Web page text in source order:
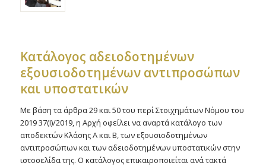
Kατάλογος αδειοδοτημένων
εξουσιοδοτημένων αντιπροσώπων
και υποστατικών
Με βάση τα άρθρα 29 και 50 του περί Στοιχημάτων Νόμου του
2019 37(Ι)/2019, η Αρχή οφείλει να αναρτά κατάλογο των
αποδεκτών Κλάσης Α και Β, των εξουσιοδοτημένων
αντιπροσώπων και των αδειοδοτημένων υποστατικών στην
ιστοσελίδα της. Ο κατάλογος επικαιροποιείται ανά τακτά